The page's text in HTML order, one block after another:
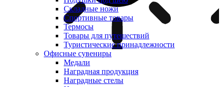
Складные ножи
Спортивные товары
Термосы
Товары для путешествий
Туристические принадлежности
Офисные сувениры
Медали
Наградная продукция
Наградные стелы